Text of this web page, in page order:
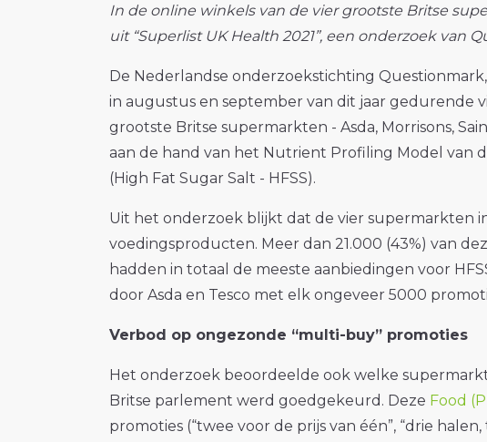
In de online winkels van de vier grootste Britse
uit “Superlist UK Health 2021”, een onderzoek
De Nederlandse onderzoekstichting
in augustus en september van dit jaar gedurende
grootste Britse supermarkten - Asda, Morrisons,
aan de hand van het Nutrient Profiling Model van
(High Fat Sugar Salt - HFSS).
Uit het onderzoek blijkt dat de vier supermarkten
voedingsproducten. Meer dan 21.000 (43%) van
hadden in totaal de meeste aanbiedingen voor
door Asda en Tesco met elk ongeveer 5000
Verbod op ongezonde “multi-buy” promoties
Het onderzoek beoordeelde ook welke
Britse parlement werd goedgekeurd. Deze Food
promoties (“twee voor de prijs van één”, “drie